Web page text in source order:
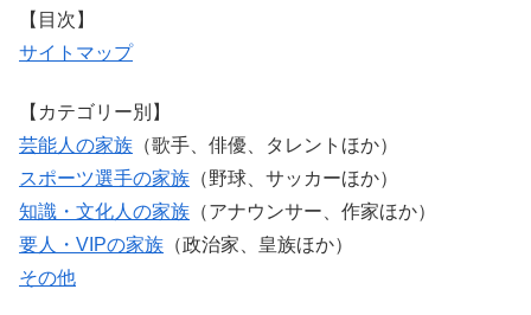
【目次】
サイトマップ
【カテゴリー別】
芸能人の家族 （歌手、俳優、タレントほか）
スポーツ選手の家族 （野球、サッカーほか）
知識・文化人の家族 （アナウンサー、作家ほか）
要人・VIPの家族 （政治家、皇族ほか）
その他